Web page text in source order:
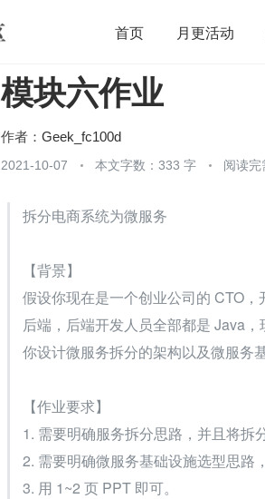
首页 月更活动
开源 架构 OpenHarmony
模块六作业
作者： Geek_fc100d
2021-10-07 本文字数：333 字 阅读完
拆分电商系统为微服务
【背景】
假设你现在是一个创业公司的 CTO
后端，后端开发人员全部都是 Java
你设计微服务拆分的架构以及微服务
【作业要求】
1. 需要明确服务拆分思路，并且将拆
2. 需要明确微服务基础设施选型思路
3. 用 1~2 页 PPT 即可。